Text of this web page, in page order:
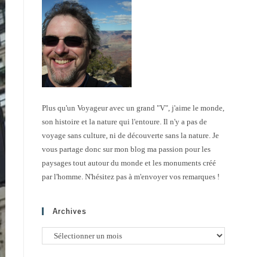
Plus qu'un Voyageur avec un grand "V", j'aime le monde,
son histoire et la nature qui l'entoure. Il n'y a pas de
voyage sans culture, ni de découverte sans la nature. Je
vous partage donc sur mon blog ma passion pour les
paysages tout autour du monde et les monuments créé
par l'homme. N'hésitez pas à m'envoyer vos remarques !
Archives
Archives